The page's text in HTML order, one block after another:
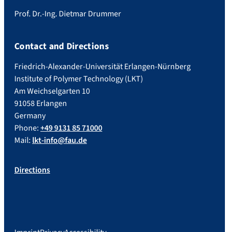
Prof. Dr.-Ing. Dietmar Drummer
Contact and Directions
Friedrich-Alexander-Universität Erlangen-Nürnberg
Institute of Polymer Technology (LKT)
Am Weichselgarten 10
91058 Erlangen
Germany
Phone:+49 9131 85 71000
Mail: lkt-info@fau.de
Directions